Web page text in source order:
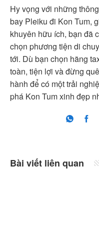
Hy vọng với những
bay Pleiku đi Kon Tum,
khuyên hữu ích, bạn đã
chọn phương tiện di
tới. Dù bạn chọn hãng
toàn, tiện lợi và đừng
hành để có một trải
phá Kon Tum xinh đẹp
Bài viết liên quan